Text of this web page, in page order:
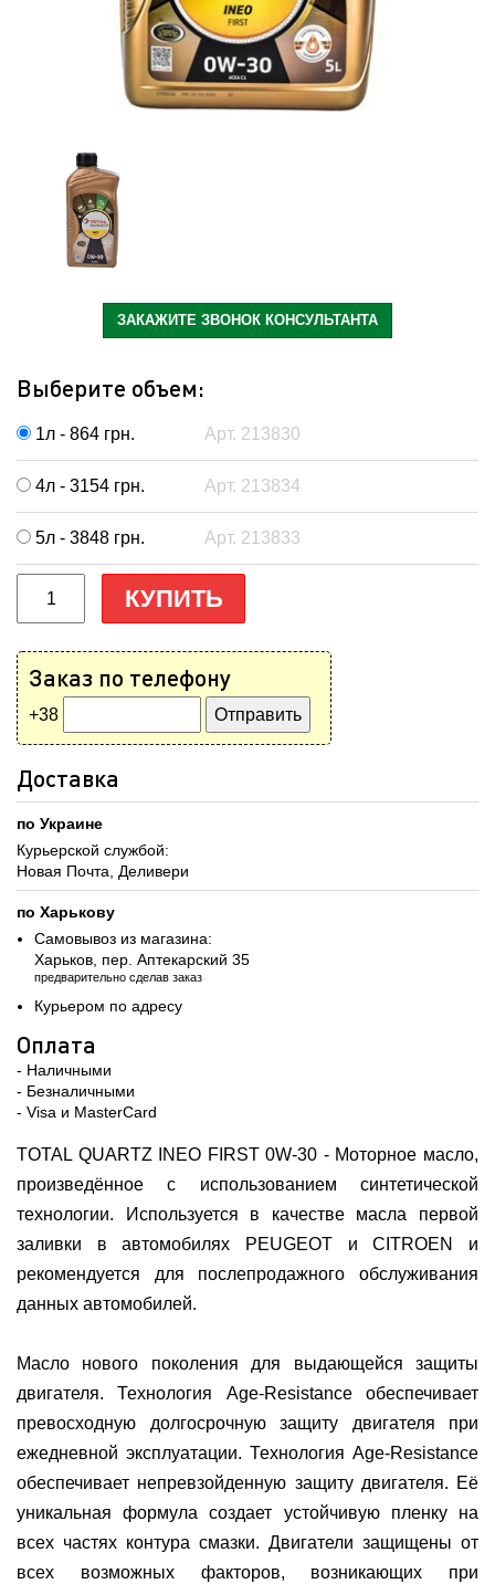
ЗАКАЖИТЕ ЗВОНОК КОНСУЛЬТАНТА
Выберите объем:
1л - 864 грн. Арт. 213830
4л - 3154 грн. Арт. 213834
5л - 3848 грн. Арт. 213833
КУПИТЬ
Заказ по телефону
+38
Доставка
по Украине
Курьерской службой:
Новая Почта, Деливери
по Харькову
Самовывоз из магазина:
Харьков, пер. Аптекарский 35
предварительно сделав заказ
Курьером по адресу
Оплата
- Наличными
- Безналичными
- Visa и MasterCard
TOTAL QUARTZ INEO FIRST 0W-30 - Моторное масло,
произведённое с использованием синтетической
технологии. Используется в качестве масла первой
заливки в автомобилях PEUGEOT и CITROEN и
рекомендуется для послепродажного обслуживания
данных автомобилей.
Масло нового поколения для выдающейся защиты
двигателя. Технология Age-Resistance обеспечивает
превосходную долгосрочную защиту двигателя при
ежедневной эксплуатации. Технология Age-Resistance
обеспечивает непревзойденную защиту двигателя. Её
уникальная формула создает устойчивую пленку на
всех частях контура смазки. Двигатели защищены от
всех возможных факторов, возникающих при